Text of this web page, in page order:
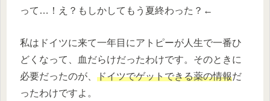
って…！え？もしかしてもう夏終わった？←
私はドイツに来て一年目にアトピーが人生で一番ひ
どくなって、血だらけだったわけです。そのときに
必要だったのが、 ドイツでゲットできる薬の情報だ
ったわけですよ。